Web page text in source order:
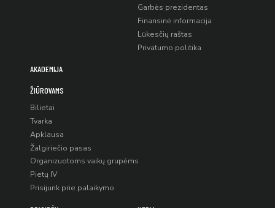
Garbės prezidentas
Finansinė informacija
Lūkesčių raštas
Privatumo politika
AKADEMIJA
ŽIŪROVAMS
Bilietai
Tvarka
Apklausa
Žalgiriečio pasas
Organizuotoms vaikų grupėms
Pietų IV
Prisijunk prie palaikymo